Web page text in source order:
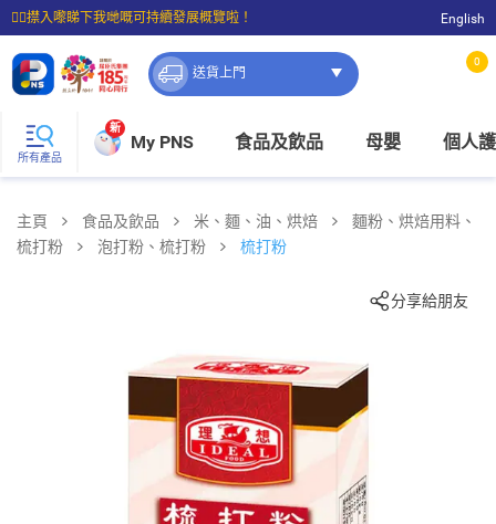
☝🏼㩒入嚟睇下我哋嘅可持續發展概覽啦！
⭐購物滿$399即享免費送貨；滿$100即可免費店取。
English
送貨上門
0
所有產品
新
My PNS 食品及飲品 母嬰 個人
主頁 食品及飲品 米、麵、油、烘焙
麵粉、烘焙用料、
梳打粉
泡打粉、梳打粉 梳打粉
分享給朋友